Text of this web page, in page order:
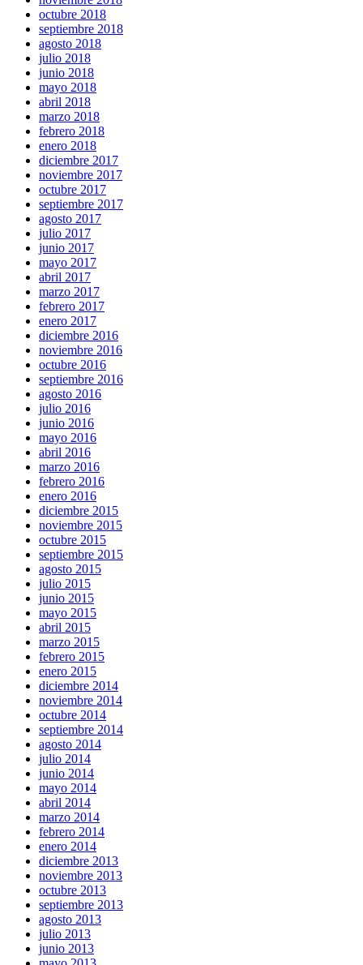
octubre 2018
septiembre 2018
agosto 2018
julio 2018
junio 2018
mayo 2018
abril 2018
marzo 2018
febrero 2018
enero 2018
diciembre 2017
noviembre 2017
octubre 2017
septiembre 2017
agosto 2017
julio 2017
junio 2017
mayo 2017
abril 2017
marzo 2017
febrero 2017
enero 2017
diciembre 2016
noviembre 2016
octubre 2016
septiembre 2016
agosto 2016
julio 2016
junio 2016
mayo 2016
abril 2016
marzo 2016
febrero 2016
enero 2016
diciembre 2015
noviembre 2015
octubre 2015
septiembre 2015
agosto 2015
julio 2015
junio 2015
mayo 2015
abril 2015
marzo 2015
febrero 2015
enero 2015
diciembre 2014
noviembre 2014
octubre 2014
septiembre 2014
agosto 2014
julio 2014
junio 2014
mayo 2014
abril 2014
marzo 2014
febrero 2014
enero 2014
diciembre 2013
noviembre 2013
octubre 2013
septiembre 2013
agosto 2013
julio 2013
junio 2013